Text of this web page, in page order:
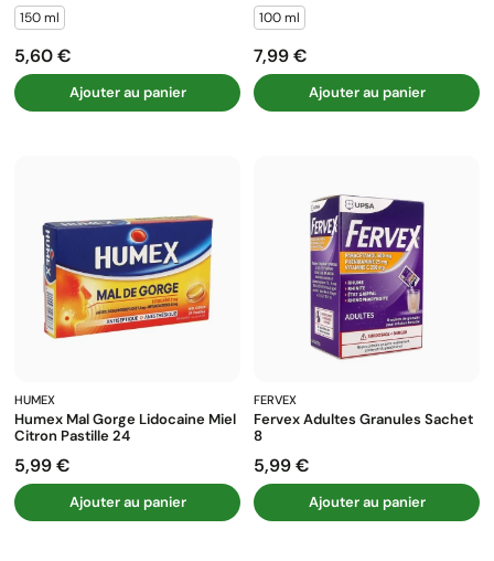
150 ml
Prix
5,60 €
Ajouter au panier
100 ml
Prix
7,99 €
Ajouter au panier
HUMEX
Humex Mal Gorge Lidocaine Miel
Citron Pastille 24
Prix
5,99 €
Ajouter au panier
FERVEX
Fervex Adultes Granules Sachet
8
Prix
5,99 €
Ajouter au panier